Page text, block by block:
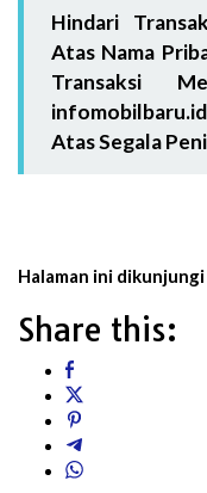
Hindari
Atas Nama
Transaksi
Atas Segala
Halaman ini dikunjungi
Share this: